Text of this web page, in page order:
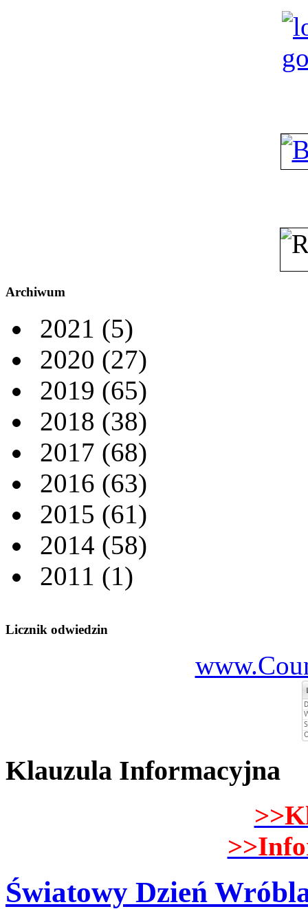
Archiwum
2021 (5)
2020 (27)
2019 (65)
2018 (38)
2017 (68)
2016 (63)
2015 (61)
2014 (58)
2011 (1)
Licznik odwiedzin
Klauzula Informacyjna
Światowy Dzień